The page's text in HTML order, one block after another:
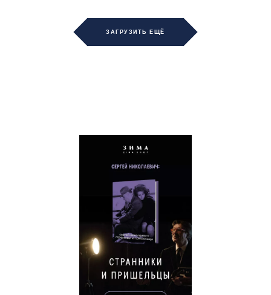
ЗАГРУЗИТЬ ЕЩЁ